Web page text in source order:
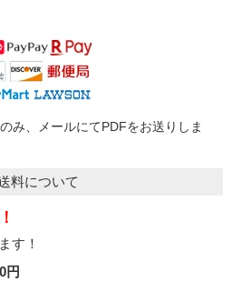
み、メールにてPDFをお送りしま
料について
す！
円